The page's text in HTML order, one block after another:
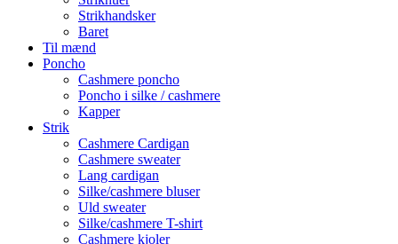
Strikhandsker
Baret
Til mænd
Poncho
Cashmere poncho
Poncho i silke / cashmere
Kapper
Strik
Cashmere Cardigan
Cashmere sweater
Lang cardigan
Silke/cashmere bluser
Uld sweater
Silke/cashmere T-shirt
Cashmere kjoler